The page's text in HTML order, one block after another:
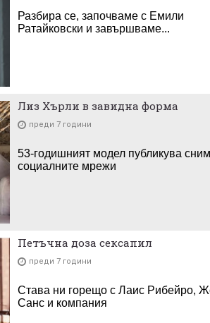
Разбира се, започваме с Емили
Ратайковски и завършваме...
Лиз Хърли в завидна форма
преди 7 години
53-годишният модел публикува
социалните мрежи
Петъчна доза сексапил
преди 7 години
Става ни горещо с Лаис Рибейро,
Санс и компания